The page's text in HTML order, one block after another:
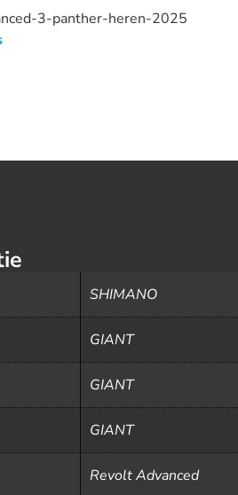
3-panther-heren-2025
SHIMANO
GIANT
GIANT
GIANT
Revolt Advanced